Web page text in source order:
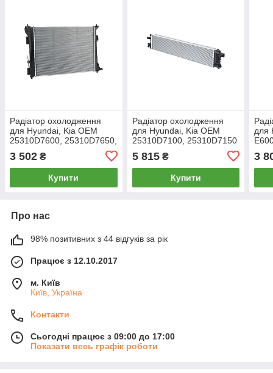
Радіатор охолодження
для Hyundai, Kia OEM
25310D7600, 25310D7650,
3 502 ₴
Купити
Радіатор охолодження
для Hyundai, Kia OEM
25310D7100, 25310D7150
5 815₴
Купити
для
3
Про нас
98% позитивних з 44 відгуків за рік
Працює з 12.10.2017
м. Київ
Київ, Україна
Контакти
Сьогодні працює з 09:00 до 17:00
Показати весь графік роботи